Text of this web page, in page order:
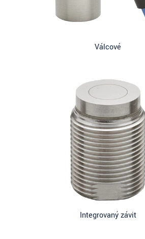
Válcové
Integrovaný závit